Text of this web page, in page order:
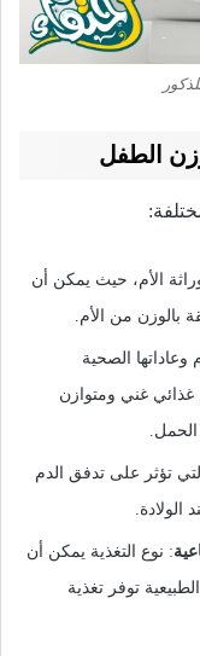
الطفل
الأم، حيث يمكن أن
بالوزن من الأم.
وعاداتها الصحية
غذائي غني ومتوازن
تؤثر على تدفق الدم
: نوع التغذية يمكن أن
توفر تغذية